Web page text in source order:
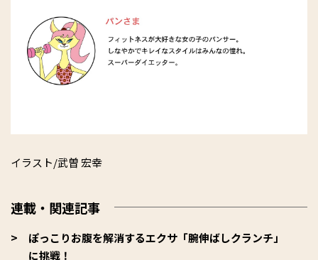
イラスト/武曽 宏幸
連載・関連記事
ぽっこりお腹を解消するエクサ「腕伸ばしクランチ」
に挑戦！